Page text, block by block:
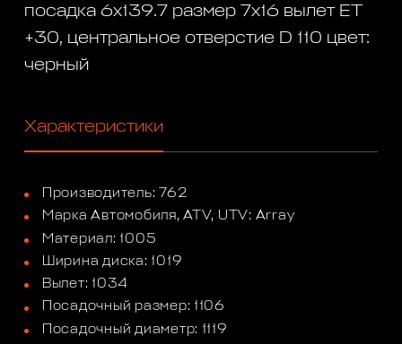
посадка 6x139.7 размер 7х16 вылет ET
+30, центральное отверстие D 110 цвет:
черный
Характеристики
Производитель: 762
Марка Автомобиля, ATV, UTV: Array
Материал: 1005
Ширина диска: 1019
Вылет: 1034
Посадочный размер: 1106
Посадочный диаметр: 1119